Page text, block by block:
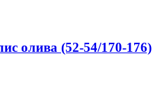
олива (52-54/170-176)